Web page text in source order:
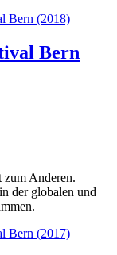
Bern (2018)
Bern
zum Anderen.
der globalen und
Bern (2017)